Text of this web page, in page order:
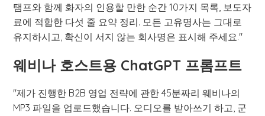
탬프와 함께 화자의 인용할 만한 순간 10가지 목록, 보도자
료에 적합한 다섯 줄 요약 정리. 모든 고유명사는 그대로
유지하시고, 확신이 서지 않는 회사명은 표시해 주세요."
웨비나 호스트용 ChatGPT 프롬프트
"제가 진행한 B2B 영업 전략에 관한 45분짜리 웨비나의
MP3 파일을 업로드했습니다. 오디오를 받아쓰기 하고, 군